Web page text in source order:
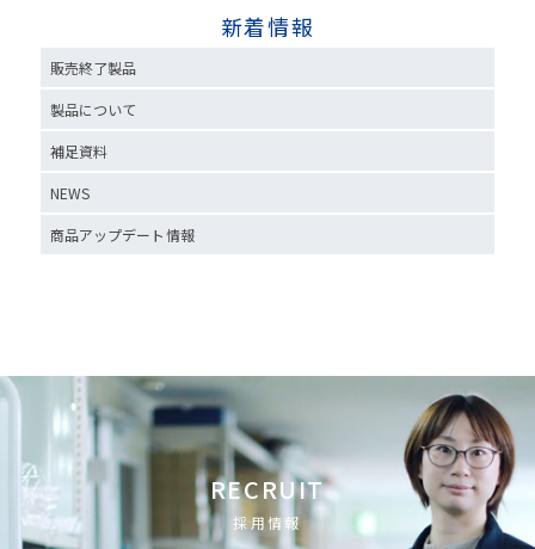
新着情報
販売終了製品
製品について
補足資料
NEWS
商品アップデート情報
RECRUIT
採用情報